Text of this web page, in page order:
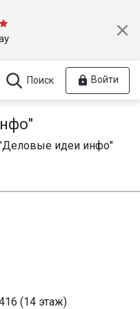
Поиск Войти
(14 этаж)